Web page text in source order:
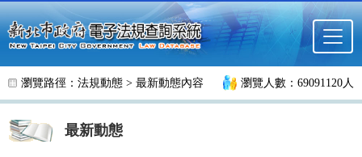
跳至主要內容
瀏覽路徑： 法規動態 > 最新動態內容 瀏覽人數：69091120人
最新動態